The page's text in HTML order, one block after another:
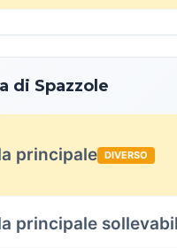
di Spazzole
principale DIVERSO
principale